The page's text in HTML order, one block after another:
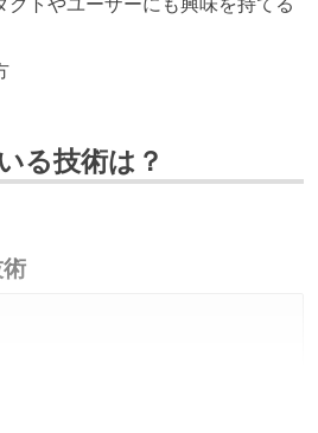
る技術は？